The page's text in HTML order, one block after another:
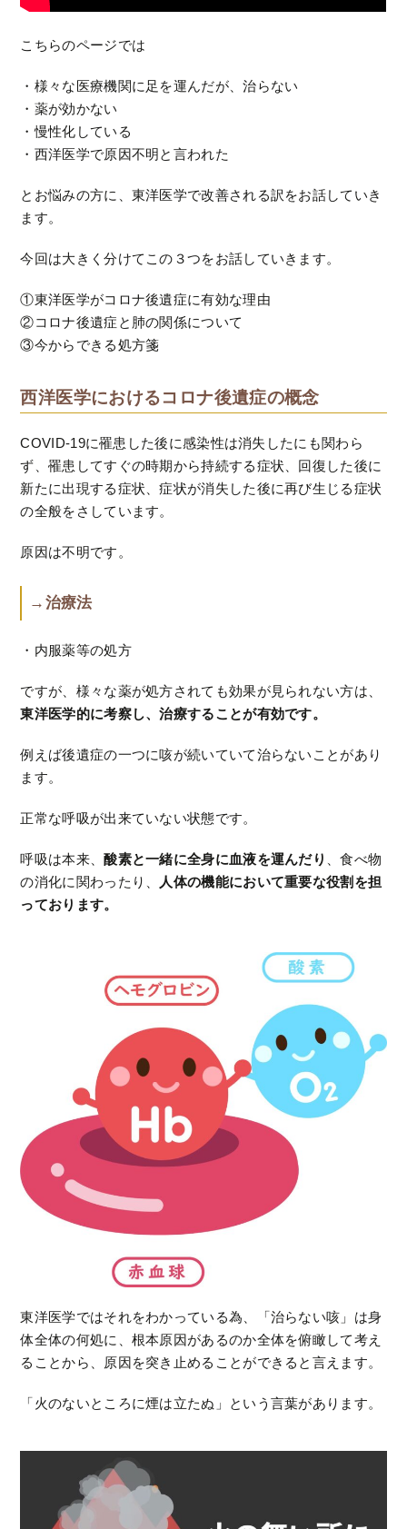
こちらのページでは
・様々な医療機関に足を運んだが、治らない
・薬が効かない
・慢性化している
・西洋医学で原因不明と言われた
とお悩みの方に、東洋医学で改善される訳をお話していき
ます。
今回は大きく分けてこの３つをお話していきます。
①東洋医学がコロナ後遺症に有効な理由
②コロナ後遺症と肺の関係について
③今からできる処方箋
西洋医学におけるコロナ後遺症の概念
COVID-19に罹患した後に感染性は消失したにも関わら
ず、罹患してすぐの時期から持続する症状、回復した後に
新たに出現する症状、症状が消失した後に再び生じる症状
の全般をさしています。
原因は不明です。
→治療法
・内服薬等の処方
ですが、様々な薬が処方されても効果が見られない方は、
東洋医学的に考察し、治療することが有効です。
例えば後遺症の一つに咳が続いていて治らないことがあり
ます。
正常な呼吸が出来ていない状態です。
呼吸は本来、酸素と一緒に全身に血液を運んだり
、食べ物
の消化に関わったり、
人体の機能において重要な役割を担
っております。
東洋医学ではそれをわかっている為、「治らない咳」は身
体全体の何処に、根本原因があるのか全体を俯瞰して考え
ることから、原因を突き止めることができると言えます。
「火のないところに煙は立たぬ」という言葉があります。